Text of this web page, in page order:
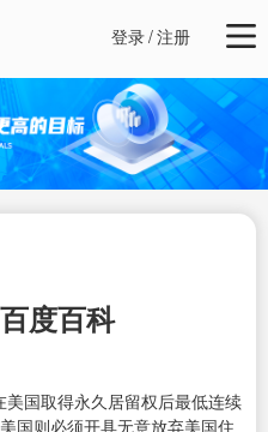
登录/注册
度百科
国取得永久居留权后最低连续
国则必须开具无意放弃美国住